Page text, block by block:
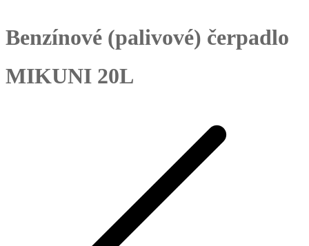
Benzínové (palivové) čerpadlo
MIKUNI 20L